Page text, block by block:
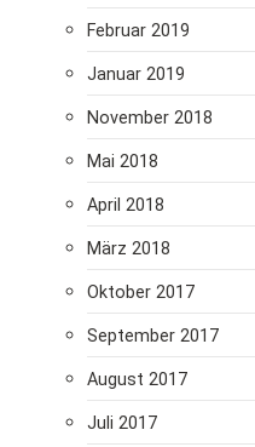
Februar 2019
Januar 2019
November 2018
Mai 2018
April 2018
März 2018
Oktober 2017
September 2017
August 2017
Juli 2017